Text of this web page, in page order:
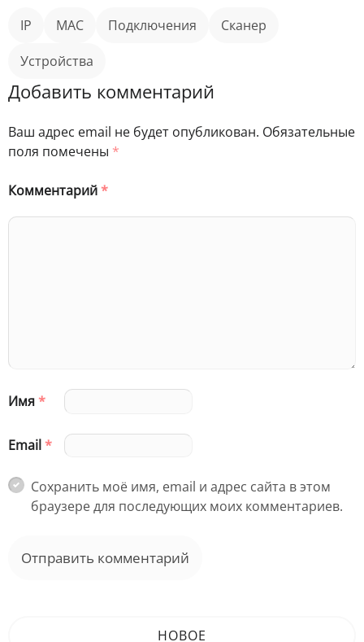
IP MAC подключения
сканер
устройства
Добавить комментарий
Ваш адрес email не будет опубликован. Обязательные
поля помечены *
Комментарий*
Имя*
Email*
Сохранить моё имя, email и адрес сайта в этом
браузере для последующих моих комментариев.
НОВОЕ